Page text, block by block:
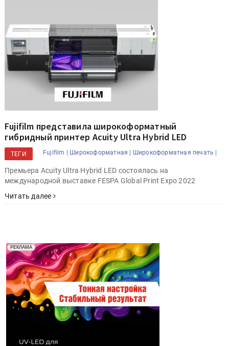
Fujifilm представила широкоформатный
гибридный принтер Acuity Ultra Hybrid LED
ТЕГИ Fujifilm | Широкоформатная | Широкоформатная печать |
Премьера Acuity Ultra Hybrid LED состоялась на
международной выставке FESPA Global Print Expo 2022
Читать далее
РЕКЛАМА
Реклама. Рекламодатель ООО "Передовые Системы
Печати" erid: 2SDnjd2d4Qz